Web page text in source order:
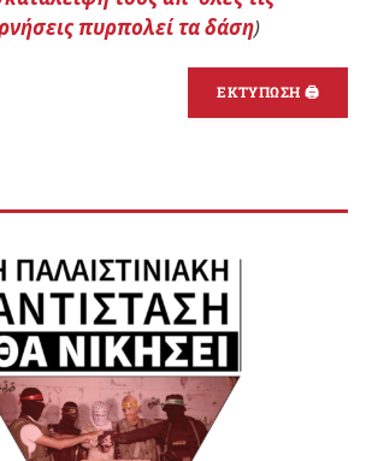
πυρπολεί τα δάση)
ΕΚΤΥΠΩΣΗ 🖨